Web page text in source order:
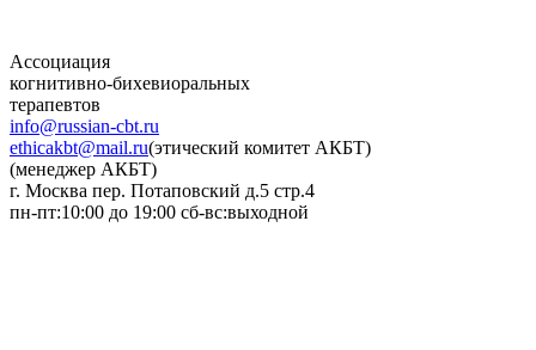
Ассоциация
когнитивно-бихевиоральных
терапевтов
info@russian-cbt.ru
ethicakbt@mail.ru(этический комитет АКБТ)
(менеджер АКБТ)
г. Москва пер. Потаповский д.5 стр.4
пн-пт:10:00 до 19:00 сб-вс:выходной